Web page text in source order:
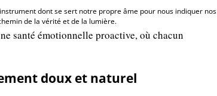
dont se sert notre propre âme pour nous indiquer nos
de la vérité et de la lumière.
santé émotionnelle proactive, où chacun
doux et naturel